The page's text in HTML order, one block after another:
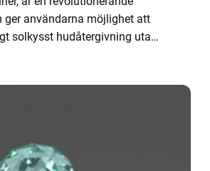
ger användarna möjlighet att
solkysst hudåtergivning utan